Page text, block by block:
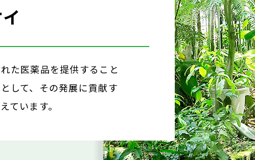
た医薬品を提供すること
して、その発展に貢献す
ています。